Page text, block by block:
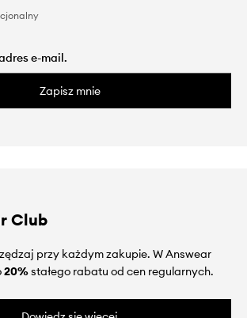
Zapisz mnie
Club
przy każdym zakupie. W Answear
20%stałego rabatu od cen regularnych.